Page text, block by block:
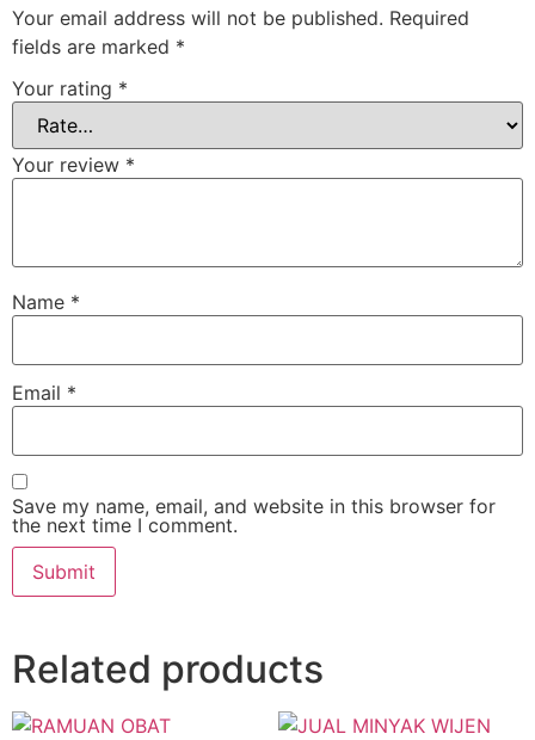
Your email address will not be published. Required
fields are marked *
Your rating *
Your review *
Name *
Email *
Save my name, email, and website in this browser for
the next time I comment.
Related products